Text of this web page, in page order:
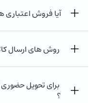
آیا فروش اعتباری
روش های ارسال
برای تحویل
؟